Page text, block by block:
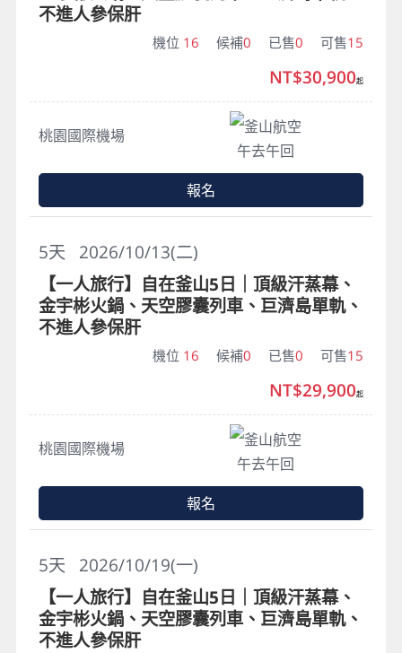
不進人參保肝
機位 16 候補0 已售0 可售15
桃園國際機場
釜山航空
午去午回
NT$30,900起
報名
2026/10/13(二)
5天
【一人旅行】自在釜山5日｜頂級汗蒸幕、
金宇彬火鍋、天空膠囊列車、巨濟島單軌、
不進人參保肝
機位 16 候補0 已售0 可售15
桃園國際機場
釜山航空
午去午回
NT$29,900起
報名
2026/10/19(一)
5天
【一人旅行】自在釜山5日｜頂級汗蒸幕、
金宇彬火鍋、天空膠囊列車、巨濟島單軌、
不進人參保肝